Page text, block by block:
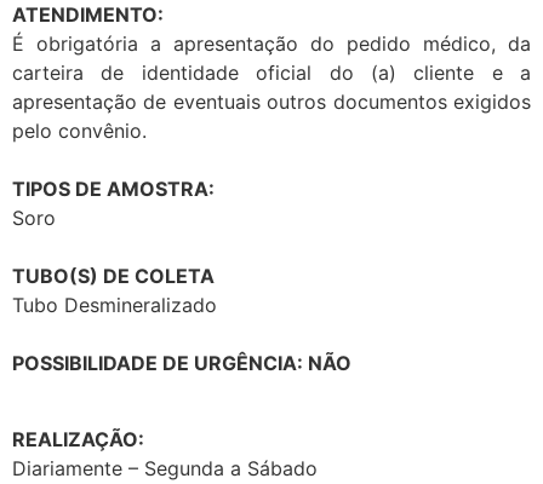
ATENDIMENTO:
É obrigatória a apresentação do pedido médico, da
carteira de identidade oficial do (a) cliente e a
apresentação de eventuais outros documentos exigidos
pelo convênio.
TIPOS DE AMOSTRA:
Soro
TUBO(S) DE COLETA
Tubo Desmineralizado
POSSIBILIDADE DE URGÊNCIA: NÃO
REALIZAÇÃO:
Diariamente – Segunda a Sábado